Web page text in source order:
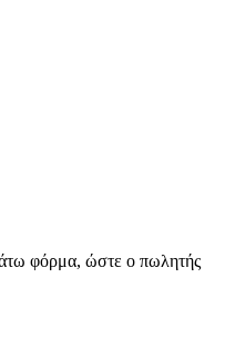
φόρμα, ώστε ο πωλητής